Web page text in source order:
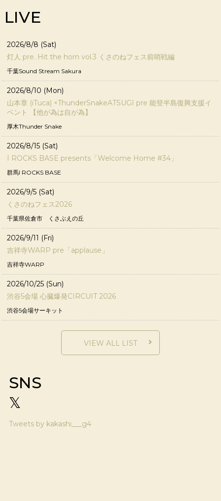
LIVE
2026/8/8 (Sat)
灯人 pre. Hit the horn vol.3 くさのねフェス前哨戦編
千葉Sound Stream Sakura
2026/8/10 (Mon)
山本章 (iTuca) ×ThunderSnakeATSUGI pre 能登半島復興支援イ
ベント 【他が為は自が為】
厚木Thunder Snake
2026/8/15 (Sat)
I ROCKS BASE presents「Welcome Home #34」
群馬I ROCKS BASE
2026/9/5 (Sat)
くさのねフェス2026
千葉県佐倉市 くさぶえの丘
2026/9/11 (Fri)
吉祥寺WARP pre「applause」
吉祥寺WARP
2026/10/25 (Sun)
渋谷5会場 心臓爆発CIRCUIT 2026
渋谷5会場サーキット
VIEW ALL LIST
SNS
𝕏
Tweets by kakashi___g4